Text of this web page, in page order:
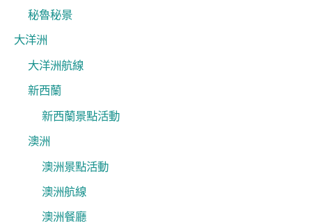
秘魯秘景
大洋洲
大洋洲航線
新西蘭
新西蘭景點活動
澳洲
澳洲景點活動
澳洲航線
澳洲餐廳